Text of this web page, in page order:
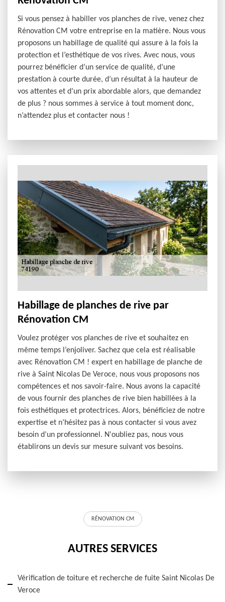
Si vous pensez à habiller vos planches de rive, venez chez
Rénovation CM votre entreprise en la matière. Nous vous
proposons un habillage de qualité qui assure à la fois la
protection et l’esthétique de vos rives. Avec nous, vous
pourrez bénéficier d’un service de qualité, d’une
prestation à courte durée, d’un résultat à la hauteur de
vos attentes et d’un prix abordable alors, que demandez
de plus ? nous sommes à service à tout moment donc,
n’attendez plus et contacter nous !
Habillage de planches de rive par
Rénovation CM
Voulez protéger vos planches de rive et souhaitez en
même temps l’enjoliver. Sachez que cela est réalisable
avec Rénovation CM ! expert en habillage de planche de
rive à Saint Nicolas De Veroce, nous vous proposons nos
compétences et nos savoir-faire. Nous avons la capacité
de vous fournir des planches de rive bien habillées à la
fois esthétiques et protectrices. Alors, bénéficiez de notre
expertise et n’hésitez pas à nous contacter si vous avez
besoin d’un professionnel. N'oubliez pas, nous vous
établirons un devis sur mesure suivant vos besoins.
RÉNOVATION CM
AUTRES SERVICES
Vérification de toiture et recherche de fuite Saint Nicolas De
Veroce